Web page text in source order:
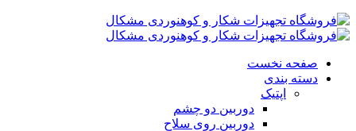
صفحه نخست
دسته بندی
اپتیک
دوربین دو چشم
دوربین روی سلاح